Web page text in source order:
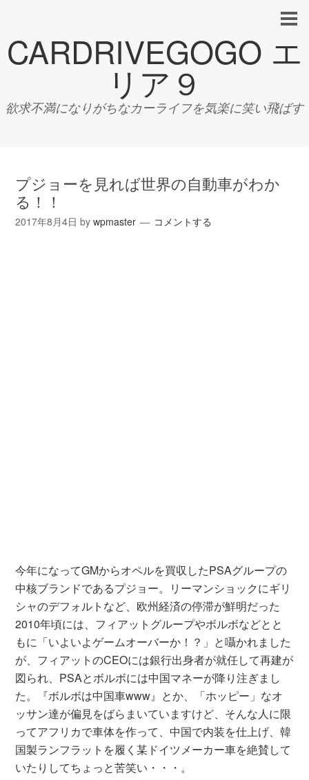
CARDRIVEGOGO エ
リア９
欲求不満になりがちなカーライフを気楽に笑い飛ばす
プジョーを見れば世界の自動車がわか
る！！
2017年8月4日 bywpmaster コメントする
今年になってGMからオペルを買収したPSAグループの
中核ブランドであるプジョー。リーマンショックにギリ
シャのデフォルトなど、欧州経済の停滞が鮮明だった
2010年頃には、フィアットグループやボルボなどとと
もに「いよいよゲームオーバーか！？」と囁かれました
が、フィアットのCEOには銀行出身者が就任して再建が
図られ、PSAとボルボには中国マネーが降り注ぎまし
た。『ボルボは中国車www』とか、「ホッピー」なオ
ッサン達が偏見をばらまいていますけど、そんな人に限
ってアフリカで車体を作って、中国で内装を仕上げ、韓
国製ランフラットを履く某ドイツメーカー車を絶賛して
いたりしてちょっと苦笑い・・・。